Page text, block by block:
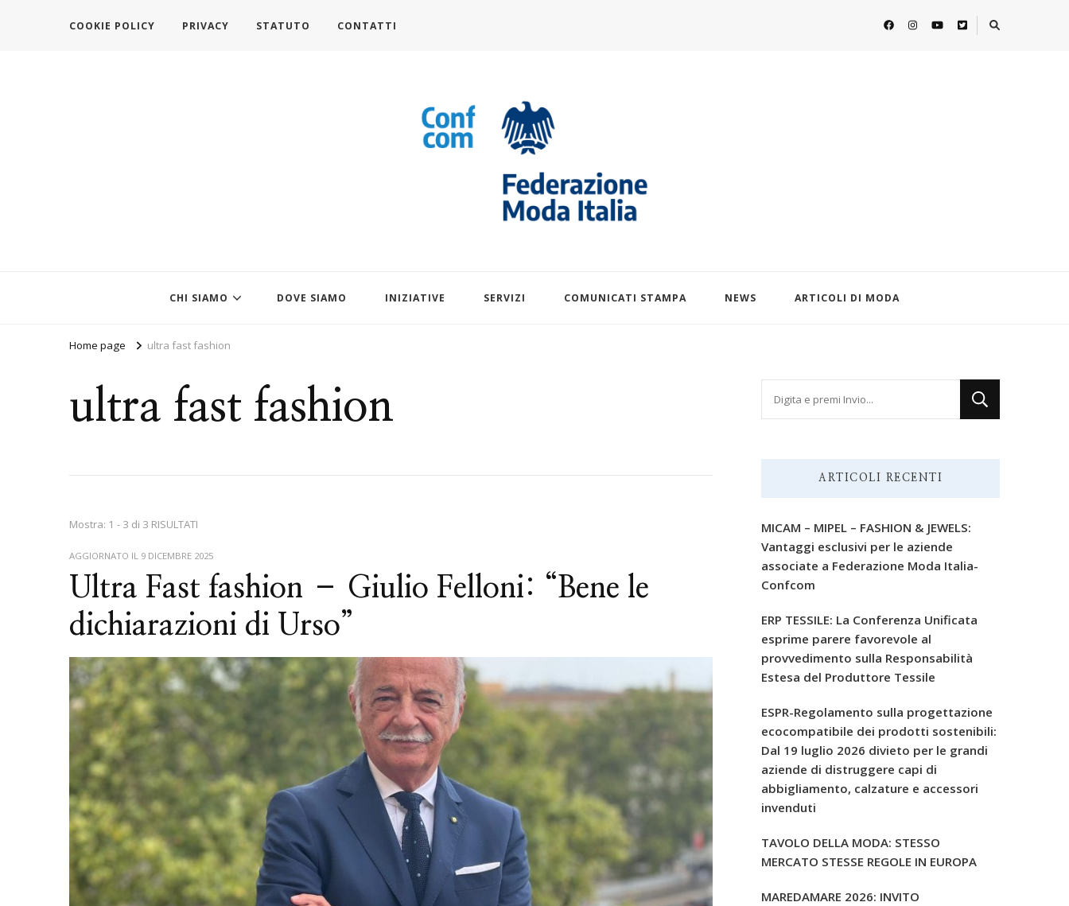
COOKIE POLICY PRIVACY STATUTO CONTATTI
CHI SIAMO DOVE SIAMO INIZIATIVE SERVIZI COMUNICATI STAMPA NEWS ARTICOLI DI MODA
Home page ultra fast fashion
ultra fast fashion
Mostra: 1 - 3 di 3 RISULTATI
AGGIORNATO IL 9 DICEMBRE 2025
Ultra Fast fashion – Giulio Felloni: “Bene le
dichiarazioni di Urso”
ARTICOLI RECENTI
MICAM – MIPEL – FASHION & JEWELS:
Vantaggi esclusivi per le aziende
associate a Federazione Moda Italia-
Confcom
ERP TESSILE: La Conferenza Unificata
esprime parere favorevole al
provvedimento sulla Responsabilità
Estesa del Produttore Tessile
ESPR-Regolamento sulla progettazione
ecocompatibile dei prodotti sostenibili:
Dal 19 luglio 2026 divieto per le grandi
aziende di distruggere capi di
abbigliamento, calzature e accessori
invenduti
TAVOLO DELLA MODA: STESSO
MERCATO STESSE REGOLE IN EUROPA
MAREDAMARE 2026: INVITO